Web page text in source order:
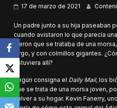
17 de marzo de 2021
Un padre junto a su hija paseaban
cuando avistaron lo que parecía
vieron que se trataba de una
largo, y con colmillos gigantes.
estuviera allí?
Según consigna el Daily Mail, los
que se trata de una morsa joven,
volver a su hogar. Kevin Fanerry,